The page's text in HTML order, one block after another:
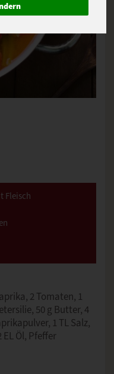
Fleisch
2 Tomaten, 1
50 g Butter, 4
1 TL Salz,
Öl, Pfeffer